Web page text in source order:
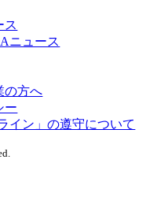
ス
ニュース
の方へ
ー
イン」の遵守について